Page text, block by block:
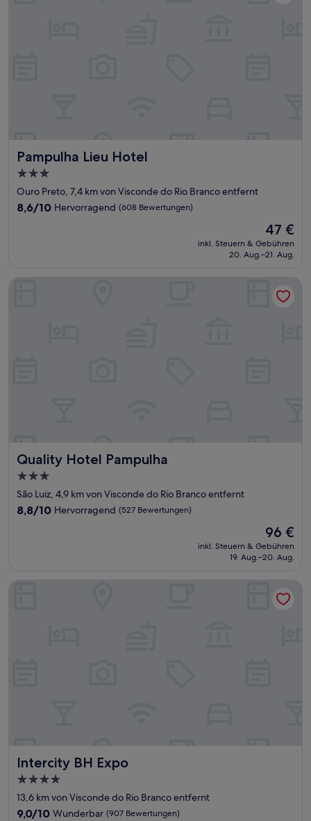
Pampulha Lieu Hotel
Pampulha Lieu Hotel
3.0-
Sterne-
Unterkunft
Ouro Preto, 7,4 km von Visconde do Rio Branco entfernt
8.6
8,6/10 Hervorragend (608 Bewertungen)
Der
Preis
beträgt
47 €
inkl. Steuern & Gebühren
20. Aug.–21. Aug.
Quality Hotel Pampulha
Quality Hotel Pampulha
3.0-
Sterne-
Unterkunft
São Luiz, 4,9 km von Visconde do Rio Branco entfernt
8.8
8,8/10 Hervorragend (527 Bewertungen)
Der
Preis
beträgt
96 €
inkl. Steuern & Gebühren
19. Aug.–20. Aug.
Quality Hotel Pampulha
Intercity BH Expo
Intercity BH Expo
4.0-
Sterne-
Unterkunft
13,6 km von Visconde do Rio Branco entfernt
9.0
9,0/10 Wunderbar (907 Bewertungen)